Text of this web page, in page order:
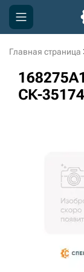
Главная страница
СК-
Компания
Акции
3D тур по
3D тур по